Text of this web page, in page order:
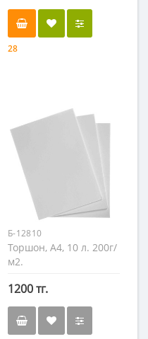
28
Б-12810
Торшон, А4, 10 л. 200г/
м2.
1200 тг.